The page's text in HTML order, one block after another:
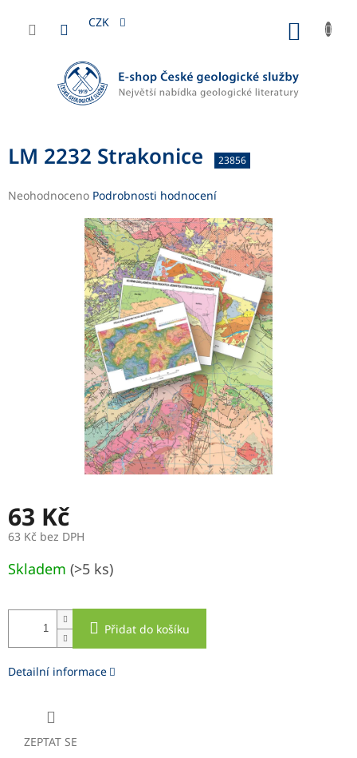
obsah
CZK
LM 2232 Strakonice 23856
Průměrné
Neohodnoceno Podrobnosti hodnocení
63 Kč
63 Kč bez DPH
cena:
Skladem (>5 ks)
Přidat do košíku
Detailní informace
ZEPTAT SE